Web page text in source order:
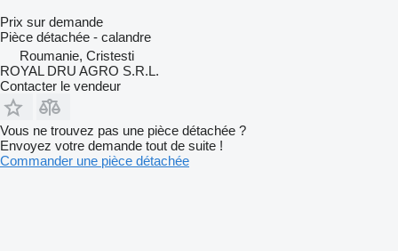
Prix sur demande
Pièce détachée - calandre
Roumanie, Cristesti
ROYAL DRU AGRO S.R.L.
Contacter le vendeur
Vous ne trouvez pas une pièce détachée ?
Envoyez votre demande tout de suite !
Commander une pièce détachée